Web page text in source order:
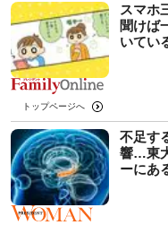
スマホ
聞けば
いてい
トップページへ
不足す
響…東
ーにあ